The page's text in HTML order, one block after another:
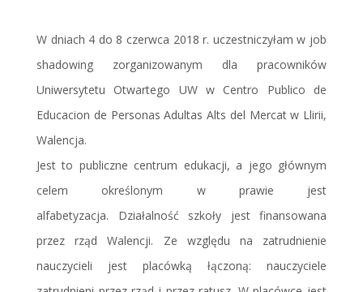
W dniach 4 do 8 czerwca 2018 r. uczestniczyłam w job
shadowing zorganizowanym dla pracowników
Uniwersytetu Otwartego UW w Centro Publico de
Educacion de Personas Adultas Alts del Mercat w Llirii,
Walencja.
Jest to publiczne centrum edukacji, a jego głównym
celem określonym w prawie jest
alfabetyzacja. Działalność szkoły jest finansowana
przez rząd Walencji. Ze względu na zatrudnienie
nauczycieli jest placówką łączoną: nauczyciele